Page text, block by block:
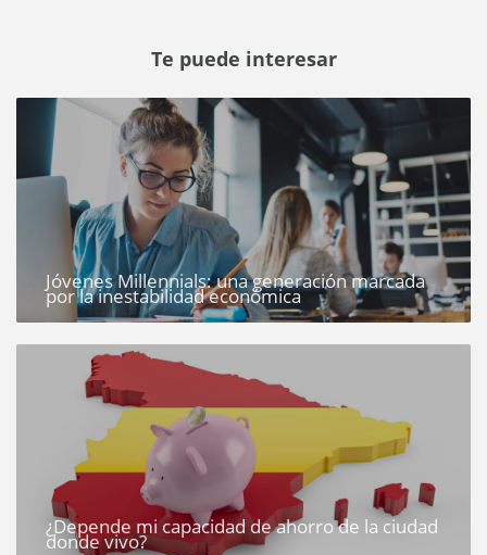
Te puede interesar
Jóvenes Millennials: una generación marcada
por la inestabilidad económica
¿Depende mi capacidad de ahorro de la ciudad
donde vivo?